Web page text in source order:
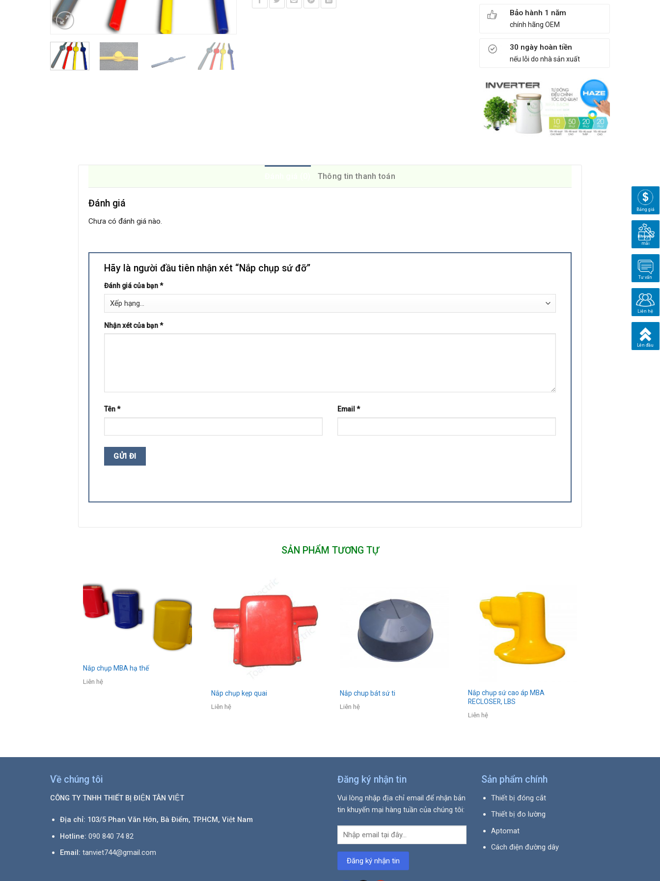
Bảo hành 1 năm
chính hãng OEM
30 ngày hoàn tiền
nếu lỗi do nhà sản xuất
Thông tin thanh toán
Đánh giá
Chưa có đánh giá nào.
Hãy là người đầu tiên nhận xét “Nắp chụp sứ đỡ”
Đánh giá của bạn*
Nhận xét của bạn*
Tên* Email *
SẢN PHẨM TƯƠNG TỰ
Nắp chụp MBA hạ thế
Liên hệ
Nắp chụp kẹp quai
Liên hệ
Nắp chup bát sứ ti
Liên hệ
Nắp chụp sứ cao áp MBA
RECLOSER, LBS
Liên hệ
Về chúng tôi
CÔNG TY TNHH THIẾT BỊ ĐIỆN TÂN VIỆT
Địa chỉ: 103/5 Phan Văn Hớn, Bà Điểm, TP.HCM, Việt Nam
Hotline:090 840 74 82
Email: tanviet744@gmail.com
Đăng ký nhận tin
Vui lòng nhập địa chỉ email để nhận bản
tin khuyến mại hàng tuần của chúng tôi:
Sản phẩm chính
Thiết bị đóng cắt
Thiết bị đo lường
Aptomat
Cách điện đường dây
Bảng giá
Khuyến
mãi
Tư vấn
Liên hệ
Lên đầu